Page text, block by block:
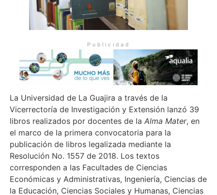
Publicidad
La Universidad de La Guajira a través de la
Vicerrectoría de Investigación y Extensión lanzó 39
libros realizados por docentes de la Alma Mater, en
el marco de la primera convocatoria para la
publicación de libros legalizada mediante la
Resolución No. 1557 de 2018. Los textos
corresponden a las Facultades de Ciencias
Económicas y Administrativas, Ingeniería, Ciencias de
la Educación, Ciencias Sociales y Humanas, Ciencias